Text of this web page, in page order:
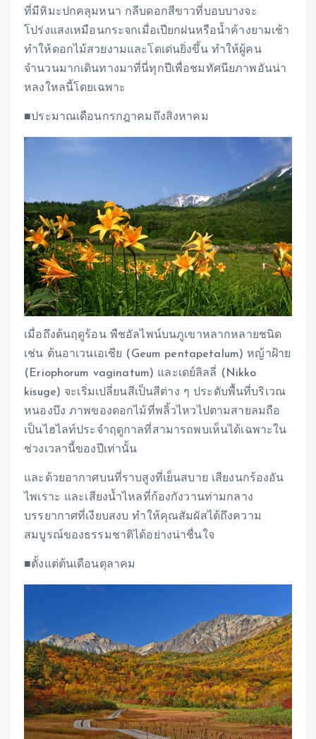
ที่มีหิมะปกคลุมหนา กลีบดอกสีขาวที่บอบบางจะ
โปร่งแสงเหมือนกระจกเมื่อเปียกฝนหรือน้ำค้างยามเช้า
ทำให้ดอกไม้สวยงามและโดเด่นยิ่งขึ้น ทำให้ผู้คน
จำนวนมากเดินทางมาที่นี่ทุกปีเพื่อชมทัศนียภาพอันน่า
หลงใหลนี้โดยเฉพาะ
■ประมาณเดือนกรกฎาคมถึงสิงหาคม
เมื่อถึงต้นฤดูร้อน พืชอัลไพน์บนภูเขาหลากหลายชนิด
เช่น ต้นอาเวนเอเชีย (Geum pentapetalum) หญ้าฝ้าย
(Eriophorum vaginatum) และเดย์ลิลลี่ (Nikko
kisuge) จะเริ่มเปลี่ยนสีเป็นสีต่าง ๆ ประดับพื้นที่บริเวณ
หนองบึง ภาพของดอกไม้ที่พลิ้วไหวไปตามสายลมถือ
เป็นไฮไลท์ประจำฤดูกาลที่สามารถพบเห็นได้เฉพาะใน
ช่วงเวลานี้ของปีเท่านั้น
และด้วยอากาศบนที่ราบสูงที่เย็นสบาย เสียงนกร้องอัน
ไพเราะ และเสียงน้ำไหลที่ก้องกังวานท่ามกลาง
บรรยากาศที่เงียบสงบ ทำให้คุณสัมผัสได้ถึงความ
สมบูรณ์ของธรรมชาติได้อย่างน่าชื่นใจ
■ตั้งแต่ต้นเดือนตุลาคม